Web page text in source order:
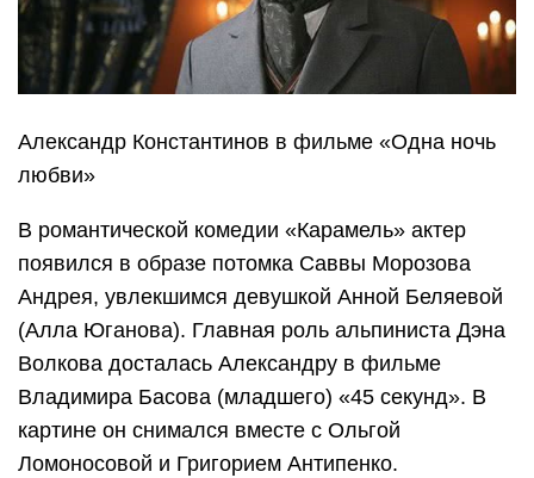
Александр Константинов в фильме «Одна ночь
любви»
В романтической комедии «Карамель» актер
появился в образе потомка Саввы Морозова
Андрея, увлекшимся девушкой Анной Беляевой
(Алла Юганова). Главная роль альпиниста Дэна
Волкова досталась Александру в фильме
Владимира Басова (младшего) «45 секунд». В
картине он снимался вместе с Ольгой
Ломоносовой и Григорием Антипенко.